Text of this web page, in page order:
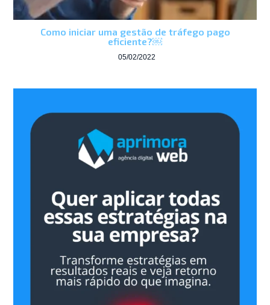
Como iniciar uma gestão de tráfego pago
eficiente?￼
05/02/2022